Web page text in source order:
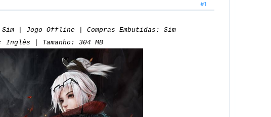
#1
| Jogo Offline | Compras Embutidas: Sim
| Tamanho: 304 MB